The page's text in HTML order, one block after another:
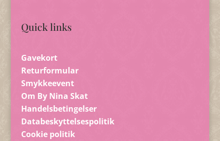
Quick links
Gavekort
Returformular
Smykkeevent
Om By Nina Skat
Handelsbetingelser
Databeskyttelsespolitik
Cookie politik